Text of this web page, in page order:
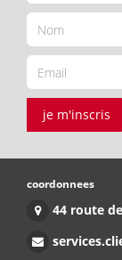
je m'inscris
coordonnees
44 route